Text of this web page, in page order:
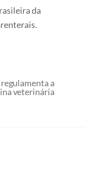
da
a
veterinária